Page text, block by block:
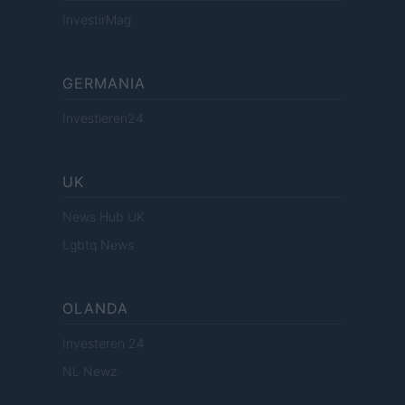
InvestirMag
GERMANIA
Investieren24
UK
News Hub UK
Lgbtq News
OLANDA
Investeren 24
NL Newz